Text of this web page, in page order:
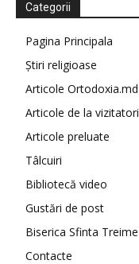
Categorii
Pagina Principala
Știri religioase
Articole Ortodoxia.md
Articole de la vizitatori
Articole preluate
Tâlcuiri
Bibliotecă video
Gustări de post
Biserica Sfinta Treime
Contacte